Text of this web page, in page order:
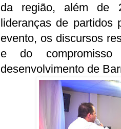
da região, além de
lideranças de partidos
evento, os discursos
e do
desenvolvimento de